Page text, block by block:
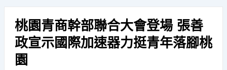
桃園青商幹部聯合大會登場 張善
政宣示國際加速器力挺青年落腳桃
園